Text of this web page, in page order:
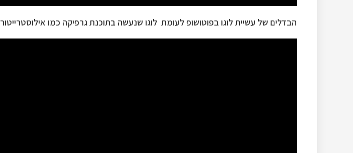
הבדלים של עשיית לוגו בפוטושופ לעומת לוגו שנעשה בתוכנת גרפיקה כמו אילוסטרייטור